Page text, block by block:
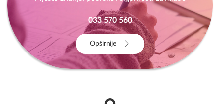
033 570 560
Opširnije